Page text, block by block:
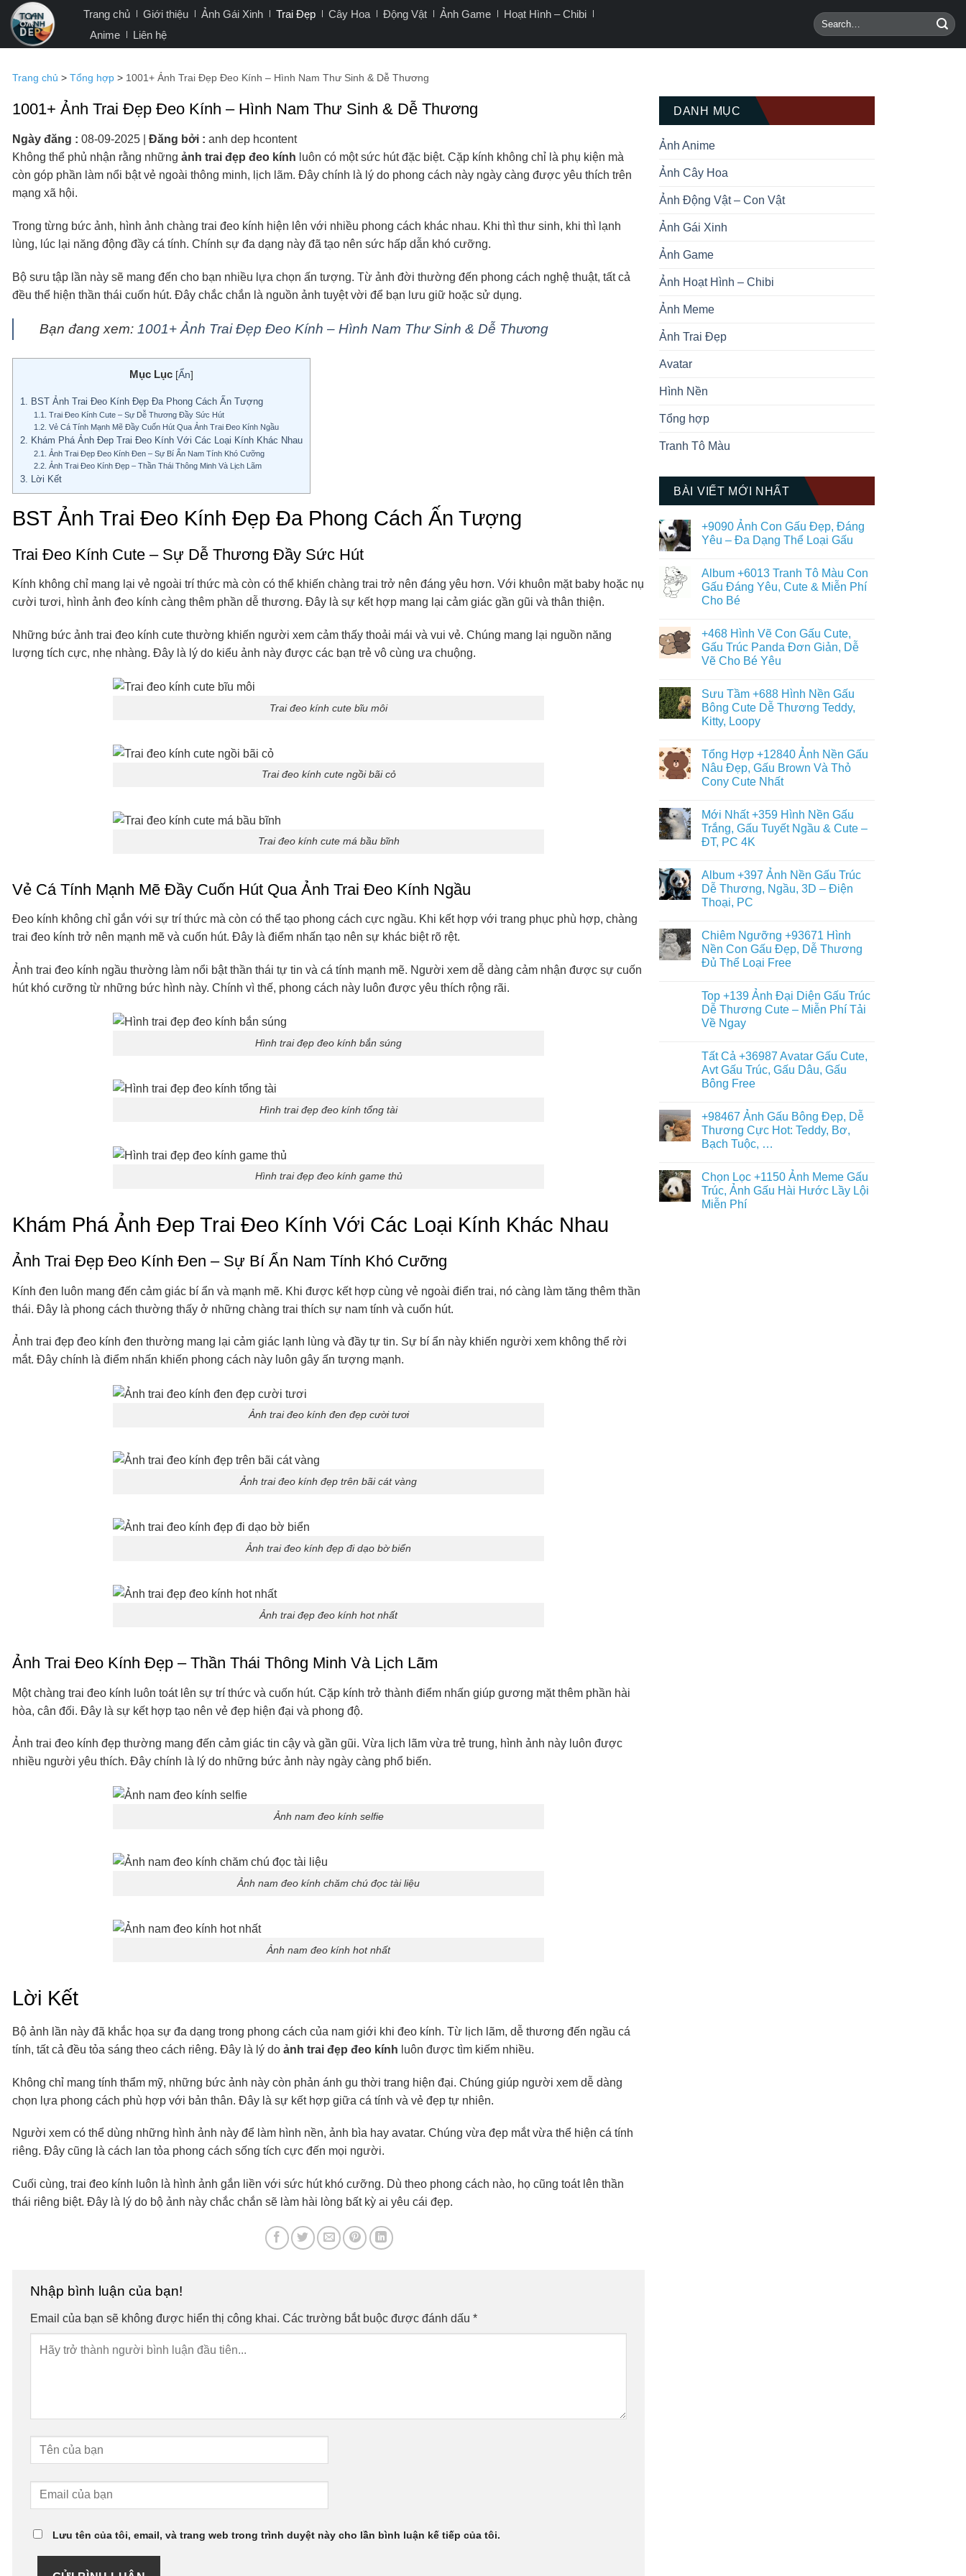
qua
Trang chủ Giới thiệu Ảnh Gái Xinh Trai Đẹp Cây Hoa Động Vật Ảnh Game
Hoạt Hình – Chibi
Anime
Liên hệ
Trang chủ > Tổng hợp > 1001+ Ảnh Trai Đẹp Đeo Kính – Hình Nam Thư Sinh & Dễ Thương
1001+ Ảnh Trai Đẹp Đeo Kính – Hình Nam Thư Sinh & Dễ Thương
Ngày đăng : 08-09-2025 Đăng bởi : anh dep hcontent
Không thể phủ nhận rằng những ảnh trai đẹp đeo kính luôn có một sức hút đặc biệt. Cặp kính không chỉ là phụ kiện mà
còn góp phần làm nổi bật vẻ ngoài thông minh, lịch lãm. Đây chính là lý do phong cách này ngày càng được yêu thích trên
mạng xã hội.
Trong từng bức ảnh, hình ảnh chàng trai đeo kính hiện lên với nhiều phong cách khác nhau. Khi thì thư sinh, khi thì lạnh
lùng, lúc lại năng động đầy cá tính. Chính sự đa dạng này đã tạo nên sức hấp dẫn khó cưỡng.
Bộ sưu tập lần này sẽ mang đến cho bạn nhiều lựa chọn ấn tượng. Từ ảnh đời thường đến phong cách nghệ thuật, tất cả
đều thể hiện thần thái cuốn hút. Đây chắc chắn là nguồn ảnh tuyệt vời để bạn lưu giữ hoặc sử dụng.
Bạn đang xem: 1001+ Ảnh Trai Đẹp Đeo Kính – Hình Nam Thư Sinh & Dễ Thương
Mục Lục [Ẩn]
1. BST Ảnh Trai Đeo Kính Đẹp Đa Phong Cách Ấn Tượng
1.1.
Trai Đeo Kính Cute – Sự Dễ Thương Đầy Sức Hút
1.2. Vẻ Cá Tính Mạnh Mẽ Đầy Cuốn Hút Qua Ảnh Trai Đeo Kính Ngầu
2. Khám Phá Ảnh Đep Trai Đeo Kính Với Các Loại Kính Khác Nhau
2.1.
Ảnh Trai Đẹp Đeo Kính Đen – Sự Bí Ẩn Nam Tính Khó Cưỡng
2.2. Ảnh Trai Đeo Kính Đẹp – Thần Thái Thông Minh Và Lịch Lãm
3. Lời Kết
BST Ảnh Trai Đeo Kính Đẹp Đa Phong Cách Ấn Tượng
Trai Đeo Kính Cute – Sự Dễ Thương Đầy Sức Hút
Kính không chỉ mang lại vẻ ngoài trí thức mà còn có thể khiến chàng trai trở nên đáng yêu hơn. Với khuôn mặt baby hoặc nụ
cười tươi, hình ảnh đeo kính càng thêm phần dễ thương. Đây là sự kết hợp mang lại cảm giác gần gũi và thân thiện.
Những bức ảnh trai đeo kính cute thường khiến người xem cảm thấy thoải mái và vui vẻ. Chúng mang lại nguồn năng
lượng tích cực, nhẹ nhàng. Đây là lý do kiểu ảnh này được các bạn trẻ vô cùng ưa chuộng.
Trai đeo kính cute bĩu môi
Trai đeo kính cute ngồi bãi cỏ
Trai đeo kính cute má bầu bĩnh
Vẻ Cá Tính Mạnh Mẽ Đầy Cuốn Hút Qua Ảnh Trai Đeo Kính Ngầu
Đeo kính không chỉ gắn với sự trí thức mà còn có thể tạo phong cách cực ngầu. Khi kết hợp với trang phục phù hợp, chàng
trai đeo kính trở nên mạnh mẽ và cuốn hút. Đây là điểm nhấn tạo nên sự khác biệt rõ rệt.
Ảnh trai đeo kính ngầu thường làm nổi bật thần thái tự tin và cá tính mạnh mẽ. Người xem dễ dàng cảm nhận được sự cuốn
hút khó cưỡng từ những bức hình này. Chính vì thế, phong cách này luôn được yêu thích rộng rãi.
Hình trai đẹp đeo kính bắn súng
Hình trai đẹp đeo kính tổng tài
Hình trai đẹp đeo kính game thủ
Khám Phá Ảnh Đep Trai Đeo Kính Với Các Loại Kính Khác Nhau
Ảnh Trai Đẹp Đeo Kính Đen – Sự Bí Ẩn Nam Tính Khó Cưỡng
Kính đen luôn mang đến cảm giác bí ẩn và mạnh mẽ. Khi được kết hợp cùng vẻ ngoài điển trai, nó càng làm tăng thêm thần
thái. Đây là phong cách thường thấy ở những chàng trai thích sự nam tính và cuốn hút.
Ảnh trai đẹp đeo kính đen thường mang lại cảm giác lạnh lùng và đầy tự tin. Sự bí ẩn này khiến người xem không thể rời
mắt. Đây chính là điểm nhấn khiến phong cách này luôn gây ấn tượng mạnh.
Ảnh trai đeo kính đen đẹp cười tươi
Ảnh trai đeo kính đẹp trên bãi cát vàng
Ảnh trai đeo kính đẹp đi dạo bờ biển
Ảnh trai đẹp đeo kính hot nhất
Ảnh Trai Đeo Kính Đẹp – Thần Thái Thông Minh Và Lịch Lãm
Một chàng trai đeo kính luôn toát lên sự trí thức và cuốn hút. Cặp kính trở thành điểm nhấn giúp gương mặt thêm phần hài
hòa, cân đối. Đây là sự kết hợp tạo nên vẻ đẹp hiện đại và phong độ.
Ảnh trai đeo kính đẹp thường mang đến cảm giác tin cậy và gần gũi. Vừa lịch lãm vừa trẻ trung, hình ảnh này luôn được
nhiều người yêu thích. Đây chính là lý do những bức ảnh này ngày càng phổ biến.
Ảnh nam đeo kính selfie
Ảnh nam đeo kính chăm chú đọc tài liệu
Ảnh nam đeo kính hot nhất
Lời Kết
Bộ ảnh lần này đã khắc họa sự đa dạng trong phong cách của nam giới khi đeo kính. Từ lịch lãm, dễ thương đến ngầu cá
tính, tất cả đều tỏa sáng theo cách riêng. Đây là lý do ảnh trai đẹp đeo kính luôn được tìm kiếm nhiều.
Không chỉ mang tính thẩm mỹ, những bức ảnh này còn phản ánh gu thời trang hiện đại. Chúng giúp người xem dễ dàng
chọn lựa phong cách phù hợp với bản thân. Đây là sự kết hợp giữa cá tính và vẻ đẹp tự nhiên.
Người xem có thể dùng những hình ảnh này để làm hình nền, ảnh bìa hay avatar. Chúng vừa đẹp mắt vừa thể hiện cá tính
riêng. Đây cũng là cách lan tỏa phong cách sống tích cực đến mọi người.
Cuối cùng, trai đeo kính luôn là hình ảnh gắn liền với sức hút khó cưỡng. Dù theo phong cách nào, họ cũng toát lên thần
thái riêng biệt. Đây là lý do bộ ảnh này chắc chắn sẽ làm hài lòng bất kỳ ai yêu cái đẹp.
Nhập bình luận của bạn!
Email của bạn sẽ không được hiển thị công khai. Các trường bắt buộc được đánh dấu *
Lưu tên của tôi, email, và trang web trong trình duyệt này cho lần bình luận kế tiếp của tôi.
DANH MỤC
Ảnh Anime
Ảnh Cây Hoa
Ảnh Động Vật – Con Vật
Ảnh Gái Xinh
Ảnh Game
Ảnh Hoạt Hình – Chibi
Ảnh Meme
Ảnh Trai Đẹp
Avatar
Hình Nền
Tổng hợp
Tranh Tô Màu
BÀI VIẾT MỚI NHẤT
+9090 Ảnh Con Gấu Đẹp, Đáng
Yêu – Đa Dạng Thể Loại Gấu
bình
luận
ở
+9090
Gấu
Đẹp,
Đáng
Yêu
–
Thể
Loại
Gấu
Album +6013 Tranh Tô Màu Con
Gấu Đáng Yêu, Cute & Miễn Phí
Cho Bé
bình
luận
ở
Album
Tô
Màu
Con
Gấu
Đáng
Miễn
Phí
Cho
+468 Hình Vẽ Con Gấu Cute,
Gấu Trúc Panda Đơn Giản, Dễ
Vẽ Cho Bé Yêu
bình
luận
ở
+468
Con
Gấu
Cute,
Gấu
Trúc
Giản,
Dễ
Vẽ
Cho
Sưu Tầm +688 Hình Nền Gấu
Bông Cute Dễ Thương Teddy,
Kitty, Loopy
bình
luận
ở
Sưu
Hình
Nền
Gấu
Bông
Cute
Teddy,
Kitty,
Loopy
Tổng Hợp +12840 Ảnh Nền Gấu
Nâu Đẹp, Gấu Brown Và Thỏ
Cony Cute Nhất
bình
luận
ở
Tổng
Ảnh
Nền
Gấu
Nâu
Đẹp,
Và
Thỏ
Cony
Cute
Mới Nhất +359 Hình Nền Gấu
Trắng, Gấu Tuyết Ngầu & Cute –
ĐT, PC 4K
bình
luận
ở
Mới
Hình
Nền
Gấu
Trắng,
Gấu
Cute
–
ĐT,
Album +397 Ảnh Nền Gấu Trúc
Dễ Thương, Ngầu, 3D – Điện
Thoại, PC
bình
luận
ở
Album
Nền
Gấu
Trúc
Dễ
Thương,
Điện
Thoại,
PC
Chiêm Ngưỡng +93671 Hình
Nền Con Gấu Đẹp, Dễ Thương
Đủ Thể Loại Free
bình
luận
ở
Chiêm
Hình
Nền
Con
Gấu
Đẹp,
Đủ
Thể
Loại
Free
Top +139 Ảnh Đại Diện Gấu Trúc
Dễ Thương Cute – Miễn Phí Tải
Về Ngay
bình
luận
ở
Top
Đại
Diện
Gấu
Trúc
Dễ
–
Miễn
Phí
Tải
Tất Cả +36987 Avatar Gấu Cute,
Avt Gấu Trúc, Gấu Dâu, Gấu
Bông Free
bình
luận
ở
Tất
Avatar
Gấu
Cute,
Avt
Gấu
+98467 Ảnh Gấu Bông Đẹp, Dễ
Thương Cực Hot: Teddy, Bơ,
Bạch Tuộc, …
bình
luận
ở
+98467
Chọn Lọc +1150 Ảnh Meme Gấu
Trúc, Ảnh Gấu Hài Hước Lầy Lội
Miễn Phí